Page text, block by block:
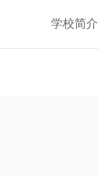
学校简介